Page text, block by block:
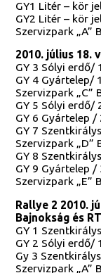
GY1 Litér – kör
GY2 Litér – kör
Szervizpark „A”
2010. július 18.
GY 3 Sólyi erdő/
GY 4 Gyártelep/
Szervizpark „C”
GY 5 Sólyi erdő/
GY 6 Gyártelep /
GY 7
Szervizpark „D”
GY 8
GY 9 Gyártelep /
Szervizpark „E”
Rallye 2 2010.
Bajnokság és
GY 1
GY 2 Sólyi erdő/
Gy 3
Szervizpark „A”